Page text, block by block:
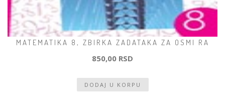
MATEMATIKA 8, ZBIRKA ZADATAKA ZA OSMI RA
850,00 RSD